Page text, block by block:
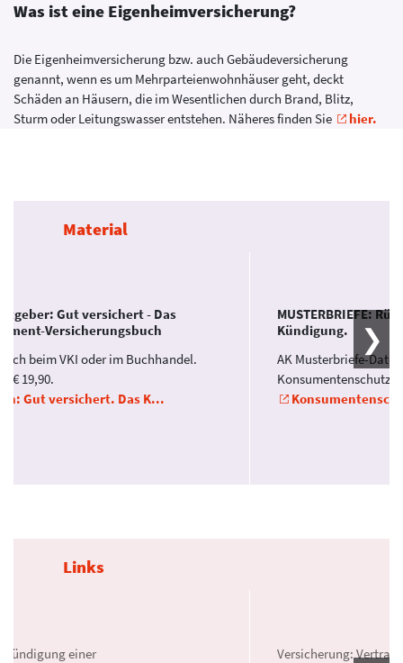
Was ist eine Eigenheimversicherung?
Die Eigenheimversicherung bzw. auch Gebäudeversicherung
genannt, wenn es um Mehrparteienwohnhäuser geht, deckt
Schäden an Häusern, die im Wesentlichen durch Brand, Blitz,
Sturm oder Leitungswasser entstehen. Näheres finden Sie
hier.
Material
Gut versichert - Das
Versicherungsbuch
beim VKI oder im Buchhandel.
€ 19,90.
Gut versichert. Das K...
MUSTERBRIEFE:
Kündigung.
AK Musterbriefe-
Konsumentenschutz.
Links
Kündigung einer
Versicherung: